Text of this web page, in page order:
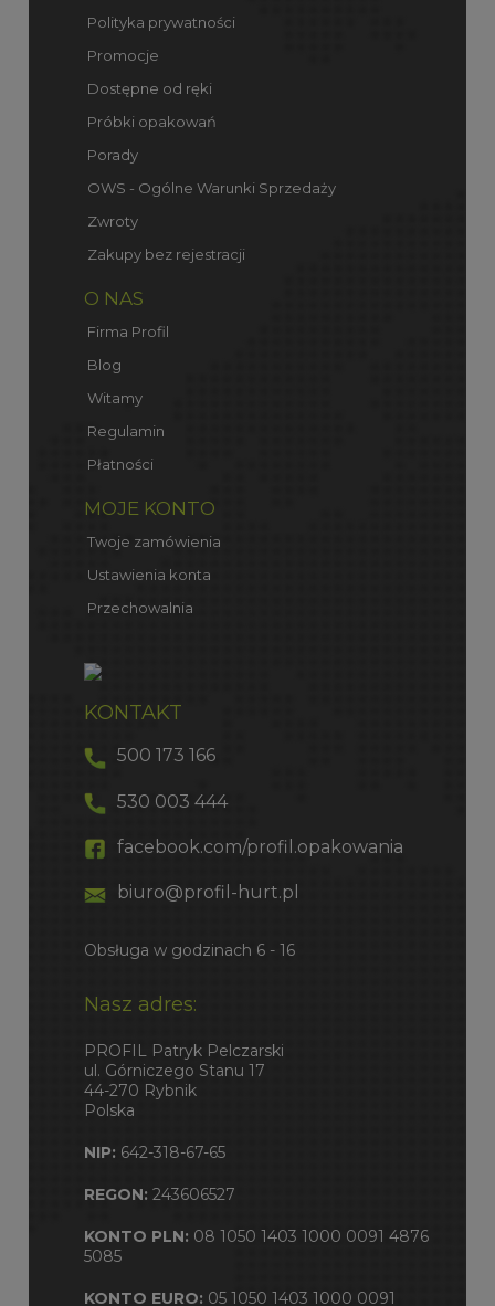
Polityka prywatności
Promocje
Dostępne od ręki
Próbki opakowań
Porady
OWS - Ogólne Warunki Sprzedaży
Zwroty
Zakupy bez rejestracji
O NAS
Firma Profil
Blog
Witamy
Regulamin
Płatności
MOJE KONTO
Twoje zamówienia
Ustawienia konta
Przechowalnia
KONTAKT
500 173 166
530 003 444
facebook.com/profil.opakowania
biuro@profil-hurt.pl
Obsługa w godzinach 6 - 16
Nasz adres:
PROFIL Patryk Pelczarski
ul. Górniczego Stanu 17
44-270 Rybnik
Polska
NIP: 642-318-67-65
REGON: 243606527
KONTO PLN: 08 1050 1403 1000 0091 4876
5085
KONTO EURO: 05 1050 1403 1000 0091